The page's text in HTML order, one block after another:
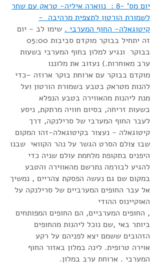
יום מס' -8 : נווארה איליה- טראק עם שחר
לשמורת הורטון לתצפית מרהיבה -
קיטוגאלה- החוף המערבי . שימו לב - יום
זה יתחיל בבוקר מוקדם סביבות 05:00
בבוקר ונגיע למלון בחוף המערבי בשעות
ערב מאוחרות.) נעזוב את מלוננו
מוקדם בבוקר עם ארוחת בוקר ארוזה –כדי
להנות מטראק בטבע בשמורת הורטון ועל
מנת ליהנות מהאווירה בטבע הנפלא
בשעות זריחה, בסיום חוויה מרתקת, ניסע
לעבר החוף המערבי של סרילנקה, דרך
קיטוגאלה - נעצור בקיטוגאלה-זהו המקום
שבו צולם הסרט הגשר על נהר הקוואי שבנו
היפנים בתקופת מלחמת עולם שניה כדי
להגיע לבורמה נתרשם מהאווירה והטבע
במקום שם גם נעשה הפסקת צהריים , נמשיך
אל עבר החופים המערביים של סרילנקה על
האוקיינוס ההודי
, החופים המערביים, הם החופים המפותחים
ביותר באי ,שם נוכל ליהנות מהחופים
הזהובים ששמם יצא לפניהם על רקע
אוירה טרופית. לינה במלון באזור החוף
המערבי . ארוחת ערב במלון.